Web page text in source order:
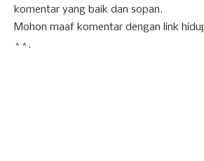
komentar yang baik dan sopan.
Mohon maaf komentar dengan link
^^.